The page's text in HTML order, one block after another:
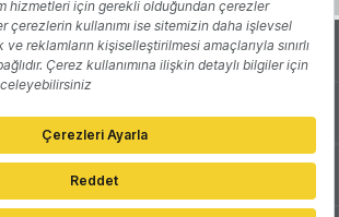
Yazarlar
Reklam